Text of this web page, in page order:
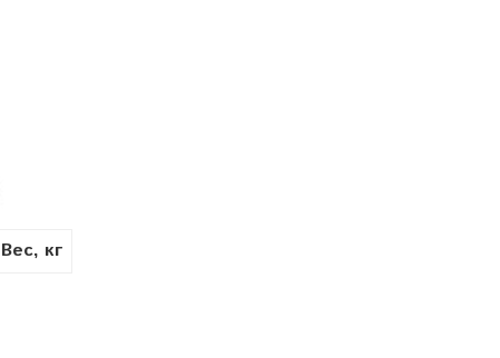
Вес, кг